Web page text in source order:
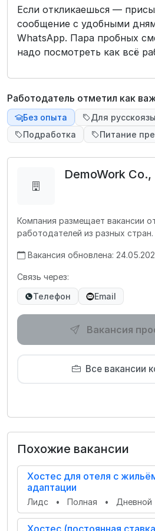
Если откликаешься —
сообщение с удобными
WhatsApp. Пара пробных
надо посмотреть как всё
Работодатель отметил как
Без опыта
Для
Подработка
Питание
DemoWork
Компания размещает вакансии
работодателей из разных стран.
Вакансия обновлена:
Связь через:
Телефон
Email
Вакансия
Все вакансии
Похожие вакансии
Хостес для отеля с
адаптации
Лидс • Полная • Дневной
Хостес (постоянная